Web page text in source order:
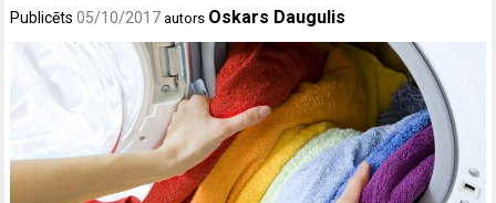
Publicēts05/10/2017 autors Oskars Daugulis